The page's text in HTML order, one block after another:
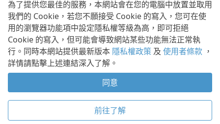
聯絡我們
客服信箱：mediapartner@owlting.com
服務信箱 / 廣告洽詢：info_owlnews@owlting.com
媒體合作 / 新聞稿提供：mediapartner@owlting.com
本平台之內容符合第三方智慧財產權規範，若有疑慮歡迎來信告
使用者條款 隱私權政策 Cookie 政策
為了提供您最佳的服務，本網站會在您的電腦中放置並取用
我們的 Cookie，若您不願接受 Cookie 的寫入，您可在使
用的瀏覽器功能項中設定隱私權等級為高，即可拒絕
Cookie 的寫入，但可能會導致網站某些功能無法正常執
行。同時本網站提供最新版本 隱私權政策 及 使用者條款 ，
詳情請點擊上述連結深入了解。
同意
前往了解